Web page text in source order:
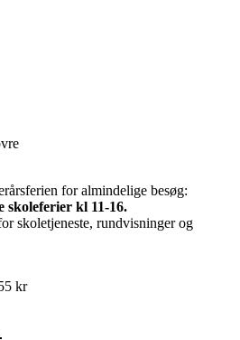
for almindelige besøg:
skoleferier kl 11-16.
skoletjeneste, rundvisninger og
kr